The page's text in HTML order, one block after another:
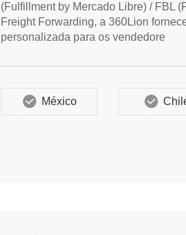
(Fulfillment by Mercado Libre) / FBL
Freight Forwarding, a 360Lion
personalizada para os vendedore
México